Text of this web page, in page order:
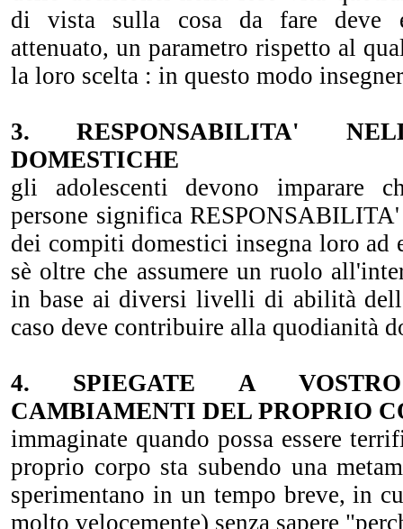
di vista sulla cosa da fare deve
attenuato, un parametro rispetto al
la loro scelta : in questo modo
3. RESPONSABILITA'
DOMESTICHE
gli adolescenti devono imparare
persone significa
dei compiti domestici insegna loro ad
sè oltre che assumere un ruolo
in base ai diversi livelli di abilità
caso deve contribuire alla quodianità
4. SPIEGATE A
CAMBIAMENTI DEL PROPRIO
immaginate quando possa essere
proprio corpo sta subendo una
sperimentano in un tempo breve, in
molto velocemente) senza sapere